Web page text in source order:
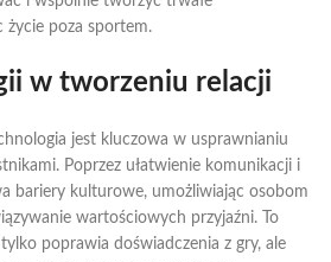
życie poza sportem.
w tworzeniu relacji
jest kluczowa w usprawnianiu
Poprzez ułatwienie komunikacji i
bariery kulturowe, umożliwiając osobom
wartościowych przyjaźni. To
poprawia doświadczenia z gry, ale